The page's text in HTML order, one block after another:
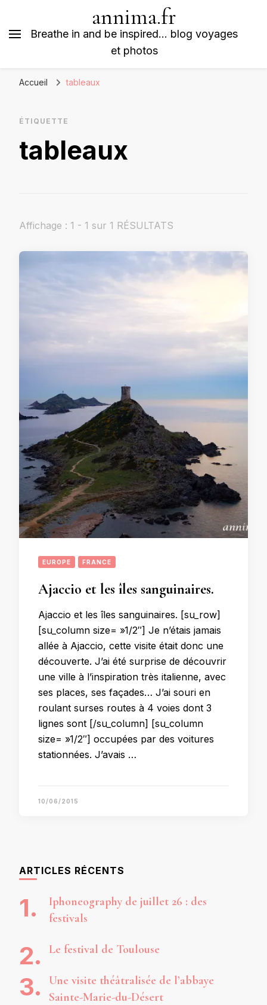
annima.fr
Breathe in and be inspired… blog voyages
et photos
Accueil tableaux
ÉTIQUETTE
tableaux
Affichage : 1 - 1 sur 1 RÉSULTATS
EUROPE FRANCE
Ajaccio et les îles sanguinaires.
Ajaccio et les îles sanguinaires. [su_row]
[su_column size= »1/2″] Je n’étais jamais
allée à Ajaccio, cette visite était donc une
découverte. J’ai été surprise de découvrir
une ville à l’inspiration très italienne, avec
ses places, ses façades… J’ai souri en
roulant surses routes à 4 voies dont 3
lignes sont [/su_column] [su_column
size= »1/2″] occupées par des voitures
stationnées. J’avais …
10/06/2015
ARTICLES RÉCENTS
Iphoneography de juillet 26 : des
festivals
Le festival de Toulouse
Une visite théâtralisée de l’abbaye
Sainte-Marie-du-Désert